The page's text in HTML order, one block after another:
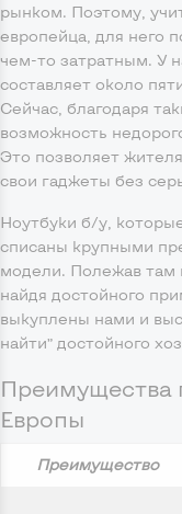
рынком. Поэтому,
европейца, для него
чем-то затратным. У
составляет около
Сейчас, благодаря
возможность
Это позволяет
свои гаджеты без
Ноутбуки б/у,
списаны крупными
модели. Полежав там
найдя достойного
выкуплены нами и
найти” достойного
Преимущества
Европы
Преимущество